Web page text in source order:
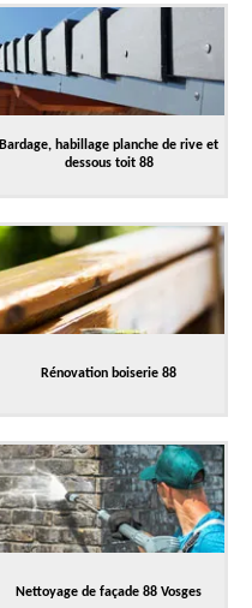
Bardage, habillage planche de rive et
dessous toit 88
Rénovation boiserie 88
Nettoyage de façade 88 Vosges